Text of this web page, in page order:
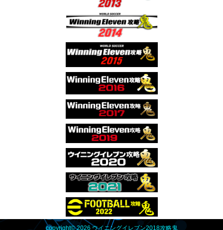
copyright© 2026 ウイニングイレブン2018攻略鬼